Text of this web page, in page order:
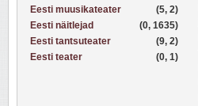
(5, 2)
Eesti muusikateater
(0, 1635)
Eesti näitlejad
(9, 2)
Eesti tantsuteater
(0, 1)
Eesti teater